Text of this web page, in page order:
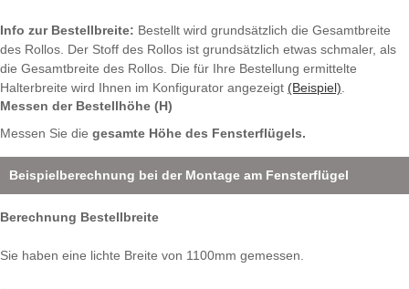
Info zur Bestellbreite: Bestellt wird grundsätzlich die Gesamtbreite
des Rollos. Der Stoff des Rollos ist grundsätzlich etwas schmaler, als
die Gesamtbreite des Rollos. Die für Ihre Bestellung ermittelte
Halterbreite wird Ihnen im Konfigurator angezeigt (Beispiel)
Messen der Bestellhöhe (H)
Messen Sie die gesamte Höhe des Fensterflügels.
Beispielberechnung bei der Montage am Fensterflügel
Berechnung Bestellbreite
Sie haben eine lichte Breite von 1100mm gemessen.